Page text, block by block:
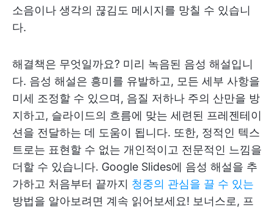
소음이나 생각의 끊김도 메시지를 망칠 수 있습니
다.
해결책은 무엇일까요? 미리 녹음된 음성 해설입니
다. 음성 해설은 흥미를 유발하고, 모든 세부 사항을
미세 조정할 수 있으며, 음질 저하나 주의 산만을 방
지하고, 슬라이드의 흐름에 맞는 세련된 프레젠테이
션을 전달하는 데 도움이 됩니다. 또한, 정적인 텍스
트로는 표현할 수 없는 개인적이고 전문적인 느낌을
더할 수 있습니다. Google Slides에 음성 해설을 추
가하고 처음부터 끝까지 청중의 관심을 끌 수 있는
방법을 알아보려면 계속 읽어보세요! 보너스로, 프